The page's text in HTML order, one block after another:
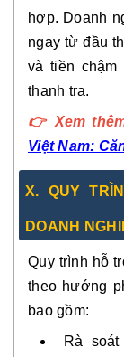
hợp. Doanh
ngay từ đầu
và tiền chậm
thanh tra.
👉 Xem
Việt Nam:
X. QUY
DOANH
Quy trình hỗ
theo hướng
bao gồm:
Rà